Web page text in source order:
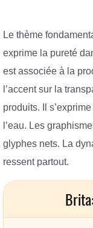
Le thème
exprime la pureté
est associée à la
l’accent sur la
produits. Il
l’eau. Les
glyphes nets. La
ressent partout.